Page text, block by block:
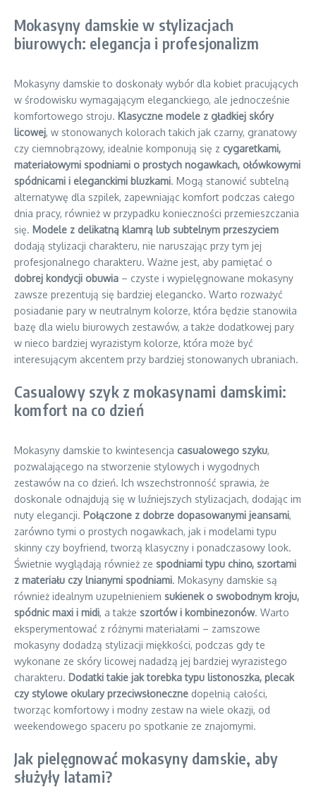
Mokasyny damskie w stylizacjach
biurowych: elegancja i profesjonalizm
Mokasyny damskie to doskonały wybór dla kobiet pracujących
w środowisku wymagającym eleganckiego, ale jednocześnie
komfortowego stroju. Klasyczne modele z gładkiej skóry
licowej, w stonowanych kolorach takich jak czarny, granatowy
czy ciemnobrązowy, idealnie komponują się z cygaretkami,
materiałowymi spodniami o prostych nogawkach, ołówkowymi
spódnicami i eleganckimi bluzkami. Mogą stanowić subtelną
alternatywę dla szpilek, zapewniając komfort podczas całego
dnia pracy, również w przypadku konieczności przemieszczania
się. Modele z delikatną klamrą lub subtelnym przeszyciem
dodają stylizacji charakteru, nie naruszając przy tym jej
profesjonalnego charakteru. Ważne jest, aby pamiętać o
dobrej kondycji obuwia – czyste i wypielęgnowane mokasyny
zawsze prezentują się bardziej elegancko. Warto rozważyć
posiadanie pary w neutralnym kolorze, która będzie stanowiła
bazę dla wielu biurowych zestawów, a także dodatkowej pary
w nieco bardziej wyrazistym kolorze, która może być
interesującym akcentem przy bardziej stonowanych ubraniach.
Casualowy szyk z mokasynami damskimi:
komfort na co dzień
Mokasyny damskie to kwintesencja casualowego szyku,
pozwalającego na stworzenie stylowych i wygodnych
zestawów na co dzień. Ich wszechstronność sprawia, że
doskonale odnajdują się w luźniejszych stylizacjach, dodając im
nuty elegancji. Połączone z dobrze dopasowanymi jeansami,
zarówno tymi o prostych nogawkach, jak i modelami typu
skinny czy boyfriend, tworzą klasyczny i ponadczasowy look.
Świetnie wyglądają również ze spodniami typu chino, szortami
z materiału czy lnianymi spodniami. Mokasyny damskie są
również idealnym uzupełnieniem sukienek o swobodnym kroju,
spódnic maxi i midi, a także szortów i kombinezonów. Warto
eksperymentować z różnymi materiałami – zamszowe
mokasyny dodadzą stylizacji miękkości, podczas gdy te
wykonane ze skóry licowej nadadzą jej bardziej wyrazistego
charakteru. Dodatki takie jak torebka typu listonoszka, plecak
czy stylowe okulary przeciwsłoneczne dopełnią całości,
tworząc komfortowy i modny zestaw na wiele okazji, od
weekendowego spaceru po spotkanie ze znajomymi.
Jak pielęgnować mokasyny damskie, aby
służyły latami?